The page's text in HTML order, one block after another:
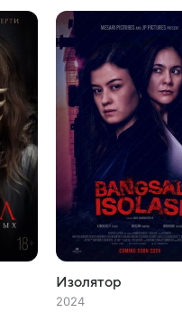
Изолятор
2024